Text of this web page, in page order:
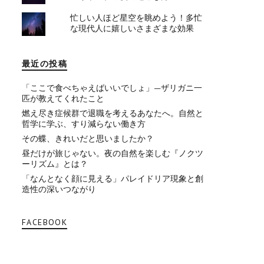
忙しい人ほど星空を眺めよう！多忙
な現代人に嬉しいさまざまな効果
最近の投稿
「ここで食べちゃえばいいでしょ」—ザリガニ一
匹が教えてくれたこと
燃え尽き症候群で退職を考えるあなたへ。自然と
哲学に学ぶ、すり減らない働き方
その蝶、きれいだと思いましたか？
昼だけが旅じゃない。夜の自然を楽しむ『ノクツ
ーリズム』とは？
「なんとなく顔に見える」パレイドリア現象と創
造性の深いつながり
FACEBOOK